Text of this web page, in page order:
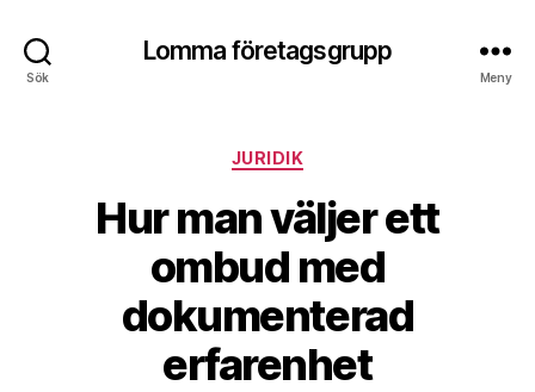
Sök
Lomma företagsgrupp
Meny
Kategorier
JURIDIK
Hur man väljer ett
ombud med
dokumenterad
erfarenhet